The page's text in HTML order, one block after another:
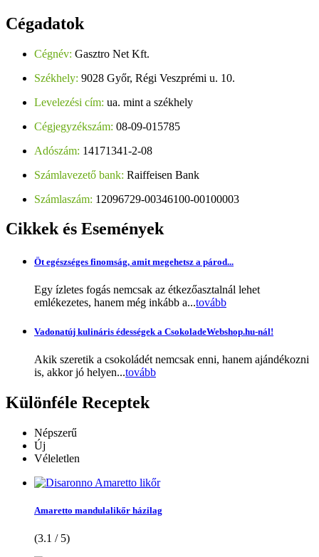
Cégadatok
Cégnév: Gasztro Net Kft.
Székhely: 9028 Győr, Régi Veszprémi u. 10.
Levelezési cím: ua. mint a székhely
Cégjegyzékszám: 08-09-015785
Adószám: 14171341-2-08
Számlavezető bank: Raiffeisen Bank
Számlaszám: 12096729-00346100-00100003
Cikkekés Események
Öt egészséges finomság, amit megehetsz a párod...
Egy ízletes fogás nemcsak az étkezőasztalnál lehet
emlékezetes, hanem még inkább a...tovább
Vadonatúj kulináris édességek a CsokoladeWebshop.hu-nál!
Akik szeretik a csokoládét nemcsak enni, hanem ajándékozni
is, akkor jó helyen...tovább
Különféle Receptek
Népszerű
Új
Véleletlen
Amaretto mandulalikőr házilag
(3.1 / 5)